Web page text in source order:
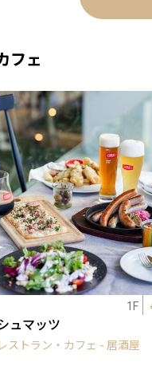
フェ
1F
ュマッツ
レストラン・カフェ - 居酒屋